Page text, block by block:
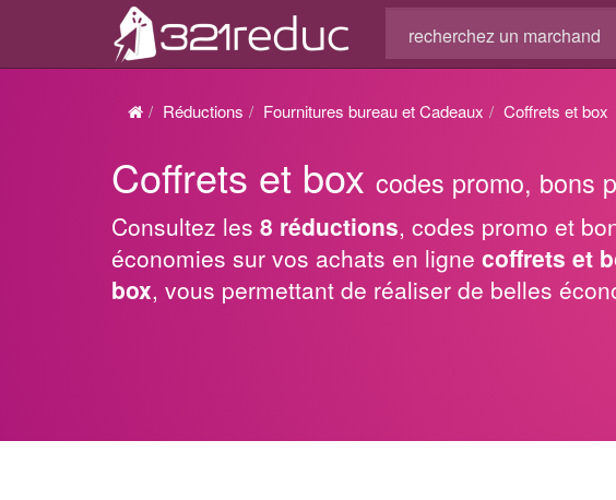
Réductions Fournitures bureau et Cadeaux Coffrets et box
Coffrets et box codes promo, bons
Consultez les 8 réductions, codes promo et
économies sur vos achats en ligne coffrets et
box, vous permettant de réaliser de belles